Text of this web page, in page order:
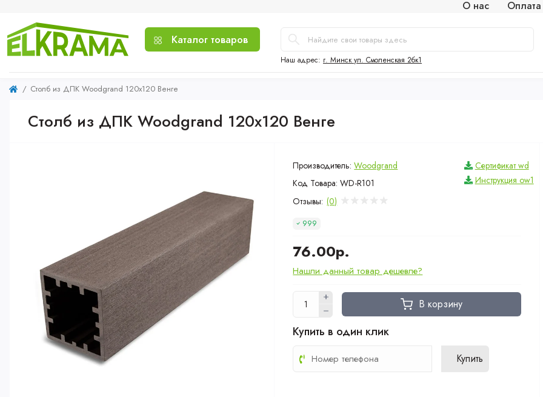
О нас
Каталог товаров
Наш адрес: г. Минск ул. Смоленская 2бк1
Столб из ДПК Woodgrand 120х120 Венге
Столб из ДПК Woodgrand 120х120 Венге
Производитель: Woodgrand
Код Товара: WD-R101
Сертификат wd
Инструкция ow1
Отзывы: (0)
999
76.00р.
Нашли данный товар дешевле?
В корзину
Купить в один клик
Купить